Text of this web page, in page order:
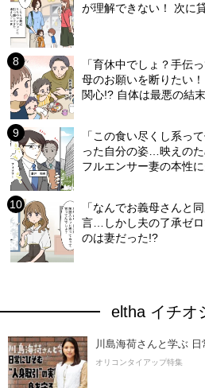
が理解できない！ 次に
「育休中でしょ？手伝
母のお願いを断りたい
関心!? 自体は最悪の結
「この食い尽くし系っ
った自分の姿…映えの
フルエンサー妻の本性
「なんでお義母さんと
言…しかし夫の了承ゼ
のは妻だった!?
eltha イチオ
川島海荷さんと学ぶ 日
オリコンタイアップ特集